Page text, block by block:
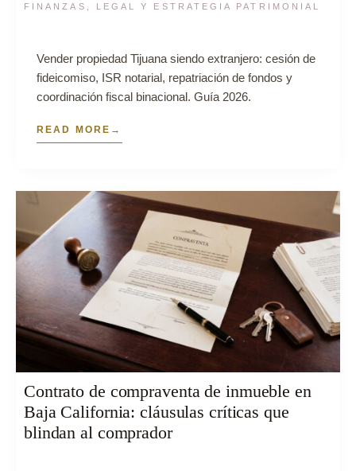
FINANZAS, LEGAL Y ESTRATEGIA PATRIMONIAL
Vender propiedad Tijuana siendo extranjero: cesión de
fideicomiso, ISR notarial, repatriación de fondos y
coordinación fiscal binacional. Guía 2026.
READ MORE
Contrato de compraventa de inmueble en
Baja California: cláusulas críticas que
blindan al comprador